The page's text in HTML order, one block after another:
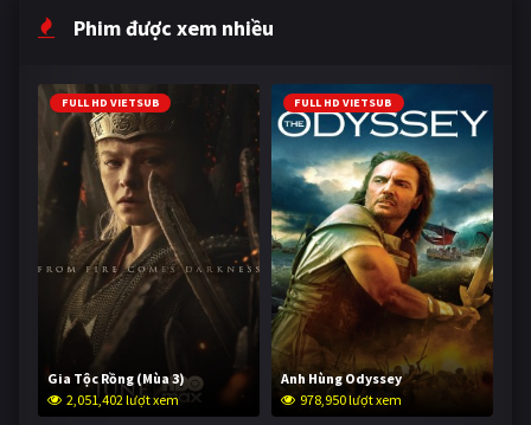
Phim được xem nhiều
FULL HD VIETSUB
Gia Tộc Rồng (Mùa 3)
2,051,402 lượt xem
FULL HD VIETSUB
Anh Hùng Odyssey
978,950 lượt xem